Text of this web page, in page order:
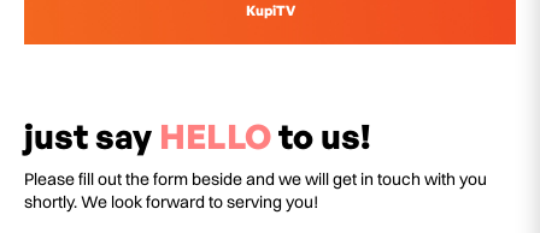
KupiTV
just say HELLOto us!
Please fill out the form beside and we will get in touch with you
shortly. We look forward to serving you!